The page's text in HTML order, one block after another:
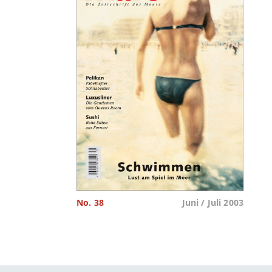
No. 38 Juni / Juli 2003